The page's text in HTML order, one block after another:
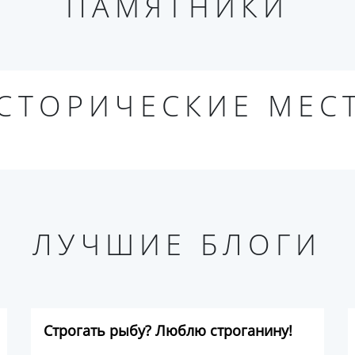
ЛУЧШИЕ БЛОГИ
Строгать рыбу? Люблю строганину!